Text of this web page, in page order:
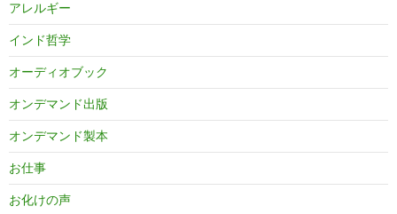
アレルギー
インド哲学
オーディオブック
オンデマンド出版
オンデマンド製本
お仕事
お化けの声